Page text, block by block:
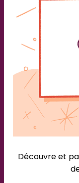
Non, la
contagieux
Caroline 12
Alors pourquoi
parler de la mort
rappeler de
peur tout comme
Combien de fois
nos proches
conversation et
Découvre et